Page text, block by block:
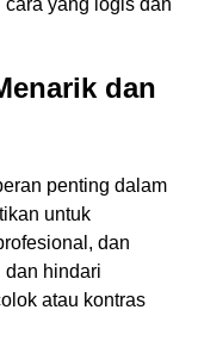
yang logis dan
dan
penting dalam
untuk
dan
dan hindari
atau kontras